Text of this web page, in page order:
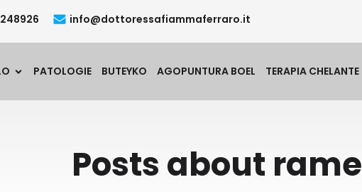
info@dottoressafiammaferraro.it
PATOLOGIE BUTEYKO AGOPUNTURA BOEL TERAPIA CHELANTE
Posts about rame